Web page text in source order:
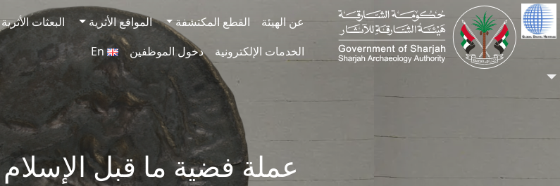
Skip to main content
عن الهيئة
القطع المكتشفة المواقع الأثرية البعثات الأثرية
الخدمات الإلكترونية
دخول الموظفين En
عملة فضية ما قبل الإسلام SAA237N